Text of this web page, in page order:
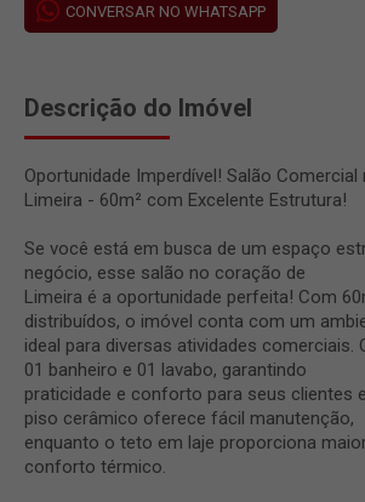
CONVERSAR NO WHATSAPP
Descrição do Imóvel
Oportunidade Imperdível! Salão Comercial
Limeira - 60m² com Excelente Estrutura!
Se você está em busca de um espaço
negócio, esse salão no coração de
Limeira é a oportunidade perfeita! Com
distribuídos, o imóvel conta com um
ideal para diversas atividades comerciais.
01 banheiro e 01 lavabo, garantindo
praticidade e conforto para seus clientes
piso cerâmico oferece fácil manutenção,
enquanto o teto em laje proporciona
conforto térmico.